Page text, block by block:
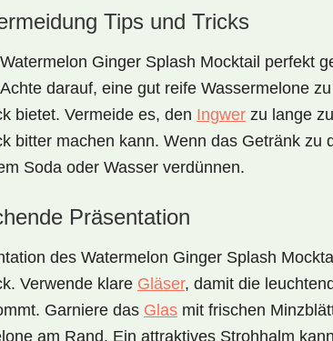
Tips und Tricks
Watermelon Ginger Splash Mocktail perfekt
darauf, eine gut reife Wassermelone
bietet. Vermeide es, den Ingwer zu lange
bitter machen kann. Wenn das Getränk zu
Soda oder Wasser verdünnen.
Präsentation
des Watermelon Ginger Splash
Verwende klare Gläser, damit die
Garniere das Glas mit frischen
am Rand. Ein attraktives Strohhalm